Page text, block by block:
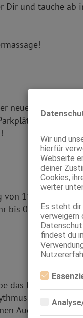
Wir und
hierfür
Webseite
deiner
Cookies,
weiter
Es steht
verweigern
findest du
Essenzielle
werden.
Analyse-
Dir und tauche ab
neuer Leitung!
im
11:00 Uhr bis
bis 05:00 Uhr
das Feuer der
in meinen
Augen, die